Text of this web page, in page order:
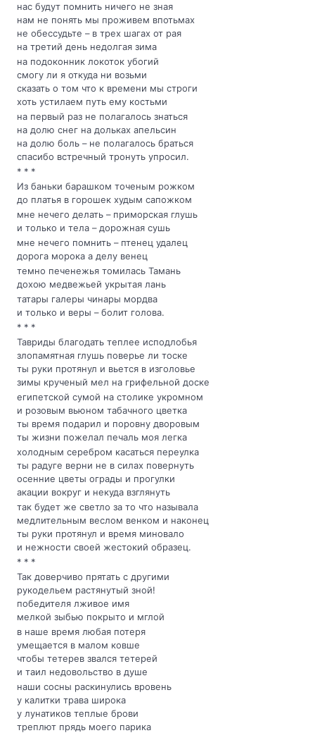
нас будут помнить ничего не зная
нам не понять мы проживем впотьмах
не обессудьте – в трех шагах от рая
на третий день недолгая зима
на подоконник локоток убогий
смогу ли я откуда ни возьми
сказать о том что к времени мы строги
хоть устилаем путь ему костьми
на первый раз не полагалось знаться
на долю снег на дольках апельсин
на долю боль – не полагалось браться
спасибо встречный тронуть упросил.
* * *
Из баньки барашком точеным рожком
до платья в горошек худым сапожком
мне нечего делать – приморская глушь
и только и тела – дорожная сушь
мне нечего помнить – птенец удалец
дорога морока а делу венец
темно печенежья томилась Тамань
дохою медвежьей укрытая лань
татары галеры чинары мордва
и только и веры – болит голова.
* * *
Тавриды благодать теплее исподлобья
злопамятная глушь поверье ли тоске
ты руки протянул и вьется в изголовье
зимы крученый мел на грифельной доске
египетской сумой на столике укромном
и розовым вьюном табачного цветка
ты время подарил и поровну дворовым
ты жизни пожелал печаль моя легка
холодным серебром касаться переулка
ты радуге верни не в силах повернуть
осенние цветы ограды и прогулки
акации вокруг и некуда взглянуть
так будет же светло за то что называла
медлительным веслом венком и наконец
ты руки протянул и время миновало
и нежности своей жестокий образец.
* * *
Так доверчиво прятать с другими
рукодельем растянутый зной!
победителя лживое имя
мелкой зыбью покрыто и мглой
в наше время любая потеря
умещается в малом ковше
чтобы тетерев звался тетерей
и таил недовольство в душе
наши сосны раскинулись вровень
у калитки трава широка
у лунатиков теплые брови
треплют прядь моего парика